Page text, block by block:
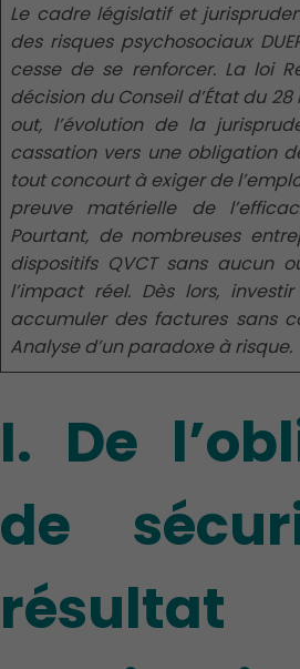
Le cadre législatif et
des risques psychosociaux
cesse de se renforcer. La loi
décision du Conseil d’État du
out, l’évolution de la
cassation vers une obligation
tout concourt à exiger de
preuve matérielle de
Pourtant, de nombreuses
dispositifs QVCT sans aucun
l’impact réel. Dès lors,
accumuler des factures sans
Analyse d’un paradoxe à risque.
I. De
de